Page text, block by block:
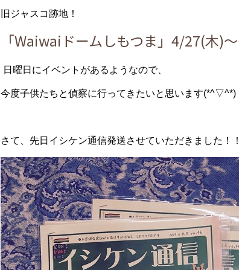
旧ジャスコ跡地！
「Waiwaiドームしもつま」4/27(木)
日曜日にイベントがあるようなので、
今度子供たちと偵察に行ってきたいと思います(*^▽^*)
さて、先日イシケン通信発送させていただきました！！